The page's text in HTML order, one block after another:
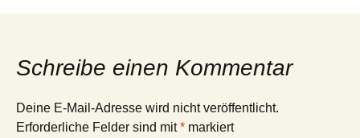
Schreibe einen Kommentar
Deine E-Mail-Adresse wird nicht veröffentlicht.
Erforderliche Felder sind mit* markiert